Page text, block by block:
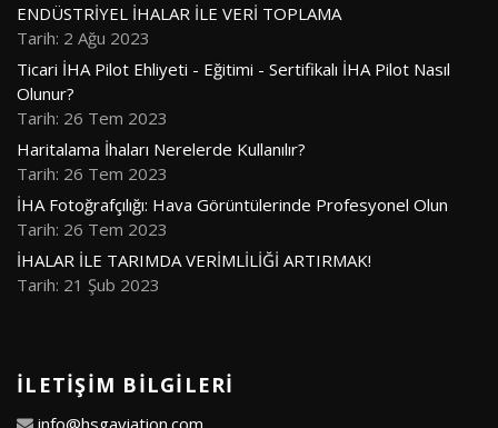
ENDÜSTRİYEL İHALAR İLE VERİ TOPLAMA
Tarih: 2 Ağu 2023
Ticari İHA Pilot Ehliyeti - Eğitimi - Sertifikalı İHA Pilot Nasıl
Olunur?
Tarih: 26 Tem 2023
Haritalama İhaları Nerelerde Kullanılır?
Tarih: 26 Tem 2023
İHA Fotoğrafçılığı: Hava Görüntülerinde Profesyonel Olun
Tarih: 26 Tem 2023
İHALAR İLE TARIMDA VERİMLİLİĞİ ARTIRMAK!
Tarih: 21 Şub 2023
İLETIŞIM BILGILERI